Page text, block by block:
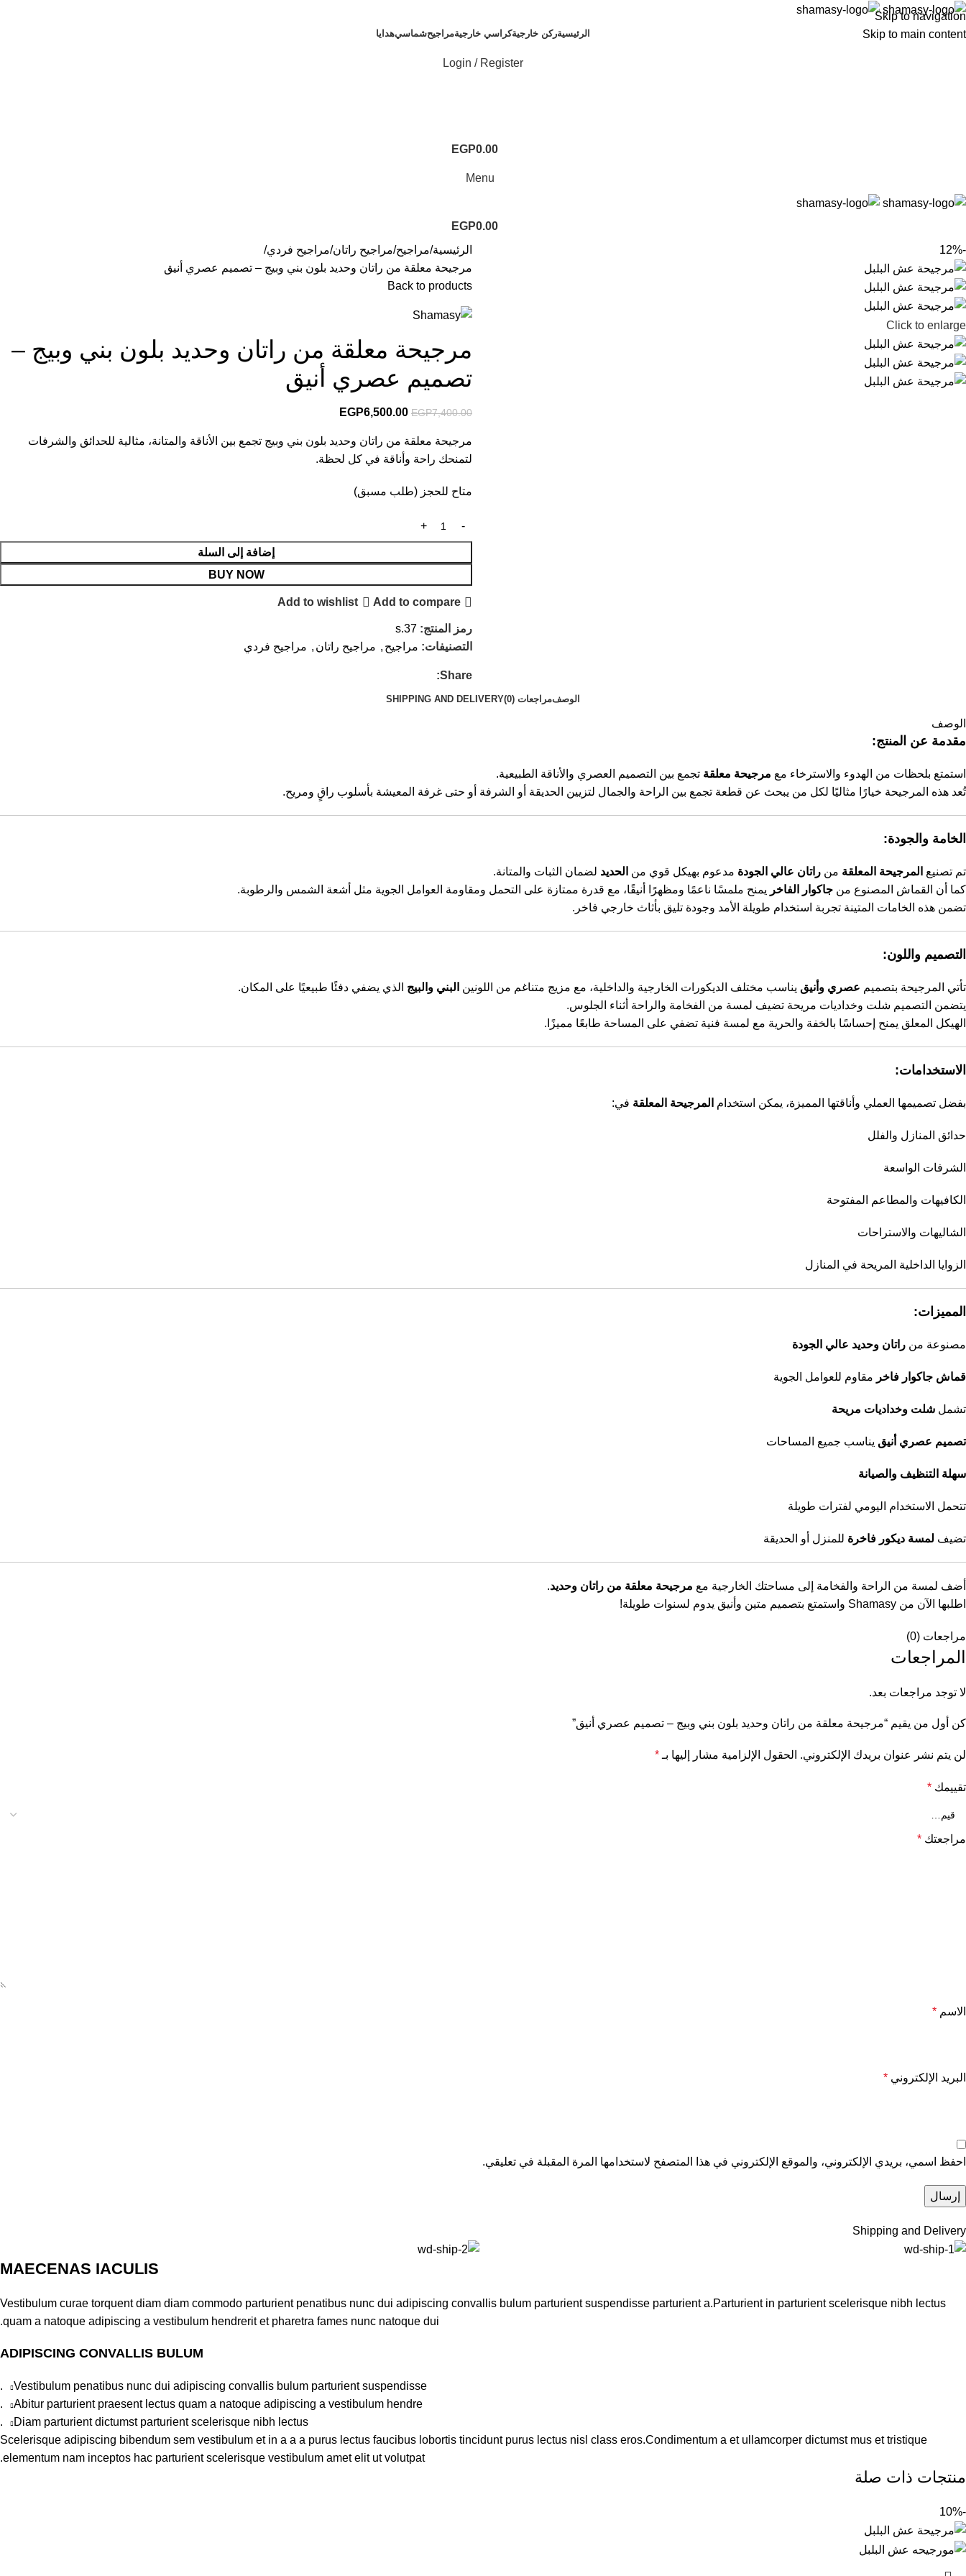
Skip to navigation
Skip to main content
الرئيسيةركن خارجيةكراسي خارجيةمراجيحشماسيهدايا
Login / Register
EGP0.00
Menu
EGP0.00
-12%
Click to enlarge
الرئيسية مراجيح مراجيح راتان مراجيح فردي
مرجيحة معلقة من راتان وحديد بلون بني وبيج – تصميم عصري أنيق
Back to products
مرجيحة معلقة من راتان وحديد بلون بني وبيج –
تصميم عصري أنيق
EGP7,400.00
EGP6,500.00
مرجيحة معلقة من راتان وحديد بلون بني وبيج تجمع بين الأناقة والمتانة، مثالية للحدائق والشرفات
لتمنحك راحة وأناقة في كل لحظة.
متاح للحجز (طلب مسبق)
إضافة إلى السلة
BUY NOW
Add to compare
Add to wishlist
رمز المنتج: s.37
التصنيفات: مراجيح , مراجيح راتان , مراجيح فردي
Share:
الوصفمراجعات (0) SHIPPING AND DELIVERY
الوصف
مقدمة عن المنتج:
استمتع بلحظات من الهدوء والاسترخاء مع مرجيحة معلقة تجمع بين التصميم العصري والأناقة الطبيعية.
تُعد هذه المرجيحة خيارًا مثاليًا لكل من يبحث عن قطعة تجمع بين الراحة والجمال لتزيين الحديقة أو الشرفة أو حتى غرفة المعيشة بأسلوب راقٍ ومريح.
الخامة والجودة:
تم تصنيع المرجيحة المعلقة من راتان عالي الجودة مدعوم بهيكل قوي من الحديد لضمان الثبات والمتانة.
كما أن القماش المصنوع من جاكوار الفاخر يمنح ملمسًا ناعمًا ومظهرًا أنيقًا، مع قدرة ممتازة على التحمل ومقاومة العوامل الجوية مثل أشعة الشمس والرطوبة.
تضمن هذه الخامات المتينة تجربة استخدام طويلة الأمد وجودة تليق بأثاث خارجي فاخر.
التصميم واللون:
تأتي المرجيحة بتصميم عصري وأنيق يناسب مختلف الديكورات الخارجية والداخلية، مع مزيج متناغم من اللونين البني والبيج الذي يضفي دفئًا طبيعيًا على المكان.
يتضمن التصميم شلت وخداديات مريحة تضيف لمسة من الفخامة والراحة أثناء الجلوس.
الهيكل المعلق يمنح إحساسًا بالخفة والحرية مع لمسة فنية تضفي على المساحة طابعًا مميزًا.
الاستخدامات:
بفضل تصميمها العملي وأناقتها المميزة، يمكن استخدام المرجيحة المعلقة في:
حدائق المنازل والفلل
الشرفات الواسعة
الكافيهات والمطاعم المفتوحة
الشاليهات والاستراحات
الزوايا الداخلية المريحة في المنازل
المميزات:
مصنوعة من راتان وحديد عالي الجودة
قماش جاكوار فاخر مقاوم للعوامل الجوية
تشمل شلت وخداديات مريحة
تصميم عصري أنيق يناسب جميع المساحات
سهلة التنظيف والصيانة
تتحمل الاستخدام اليومي لفترات طويلة
تضيف لمسة ديكور فاخرة للمنزل أو الحديقة
أضف لمسة من الراحة والفخامة إلى مساحتك الخارجية مع مرجيحة معلقة من راتان وحديد.
اطلبها الآن من Shamasy واستمتع بتصميم متين وأنيق يدوم لسنوات طويلة!
مراجعات (0)
المراجعات
لا توجد مراجعات بعد.
كن أول من يقيم “مرجيحة معلقة من راتان وحديد بلون بني وبيج – تصميم عصري أنيق”
لن يتم نشر عنوان بريدك الإلكتروني. الحقول الإلزامية مشار إليها بـ *
تقييمك *
مراجعتك *
الاسم *
البريد الإلكتروني *
احفظ اسمي، بريدي الإلكتروني، والموقع الإلكتروني في هذا المتصفح لاستخدامها المرة المقبلة في تعليقي.
Shipping and Delivery
MAECENAS IACULIS
Vestibulum curae torquent diam diam commodo parturient penatibus nunc dui adipiscing convallis bulum parturient suspendisse parturient a.Parturient in parturient scelerisque nibh lectus
quam a natoque adipiscing a vestibulum hendrerit et pharetra fames nunc natoque dui.
ADIPISCING CONVALLIS BULUM
Vestibulum penatibus nunc dui adipiscing convallis bulum parturient suspendisse.
Abitur parturient praesent lectus quam a natoque adipiscing a vestibulum hendre.
Diam parturient dictumst parturient scelerisque nibh lectus.
Scelerisque adipiscing bibendum sem vestibulum et in a a a purus lectus faucibus lobortis tincidunt purus lectus nisl class eros.Condimentum a et ullamcorper dictumst mus et tristique
elementum nam inceptos hac parturient scelerisque vestibulum amet elit ut volutpat.
منتجات ذات صلة
-10%